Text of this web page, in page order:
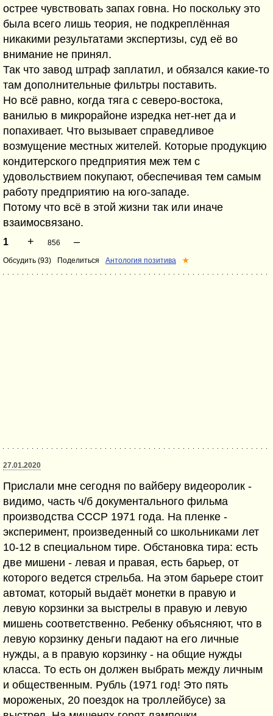
острее чувствовать запах говна. Но поскольку это
была всего лишь теория, не подкреплённая
никакими результатами экспертизы, суд её во
внимание не принял.
Так что завод штраф заплатил, и обязался какие-то
там дополнительные фильтры поставить.
Но всё равно, когда тяга с северо-востока,
ванилью в микрорайоне изредка нет-нет да и
попахивает. Что вызывает справедливое
возмущение местных жителей. Которые продукцию
кондитерского предприятия меж тем с
удовольствием покупают, обеспечивая тем самым
работу предприятию на юго-западе.
Потому что всё в этой жизни так или иначе
взаимосвязано.
1 + 856 –
Обсудить (93) Поделиться Антология позитива ★
27.01.2020
Прислали мне сегодня по вайберу видеоролик -
видимо, часть ч/б документального фильма
производства СССР 1971 года. На пленке -
эксперимент, произведенный со школьниками лет
10-12 в специальном тире. Обстановка тира: есть
две мишени - левая и правая, есть барьер, от
которого ведется стрельба. На этом барьере стоит
автомат, который выдаёт монетки в правую и
левую корзинки за выстрелы в правую и левую
мишень соответственно. Ребенку объясняют, что в
левую корзинку деньги падают на его личные
нужды, а в правую корзинку - на общие нужды
класса. То есть он должен выбрать между личным
и общественным. Рубль (1971 год! Это пять
мороженых, 20 поездок на троллейбусе) за